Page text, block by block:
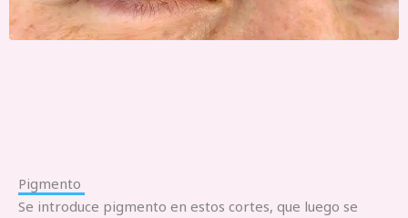
Pigmento
Se introduce pigmento en estos cortes, que luego se